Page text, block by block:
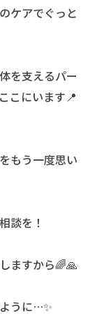
ケアでぐっと
を支えるパー
こにいます📍
もう一度思い
談を！
ますから🌈🙏
うに…✨